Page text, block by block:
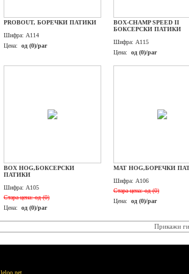
PROBOUT, БОРЕЧКИ ПАТИКИ
Шифра: A114
Цена:
од (0)/par
BOX-CHAMP SPEED II
БОКСЕРСКИ ПАТИКИ
Шифра: A115
Цена:
од (0)/par
BOX HOG,БОКСЕРСКИ
ПАТИКИ
Шифра: A105
Стара цена: од (0)
Цена:
од (0)/par
MAT HOG,БОРЕЧКИ
Шифра: A106
Стара цена: од (0)
Цена:
од (0)/par
Прикажи
leloo.net